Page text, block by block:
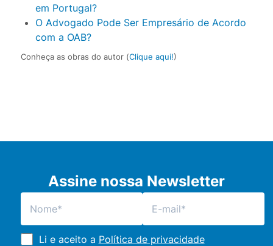
em Portugal?
O Advogado Pode Ser Empresário de Acordo
com a OAB?
Conheça as obras do autor (Clique aqui!)
Assine nossa Newsletter
Li e aceito a Política de privacidade